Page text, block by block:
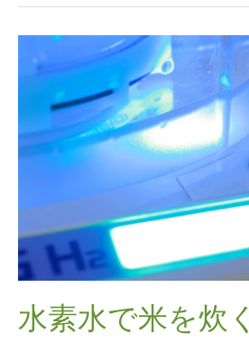
水素水で米を炊く
を